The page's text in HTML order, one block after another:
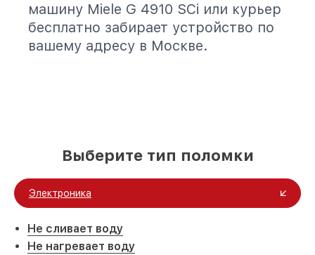
машину Miele G 4910 SCi или курьер
бесплатно забирает устройство по
вашему адресу в Москве.
Выберите тип поломки
Электроника
Не сливает воду
Не нагревает воду